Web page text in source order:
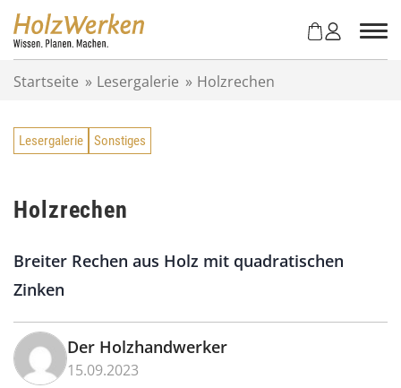
Startseite » Lesergalerie » Holzrechen
Lesergalerie Sonstiges
Holzrechen
Breiter Rechen aus Holz mit quadratischen
Zinken
Der Holzhandwerker
15.09.2023